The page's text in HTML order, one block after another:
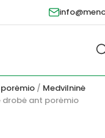
/ Medvilninė
drobė ant porėmio